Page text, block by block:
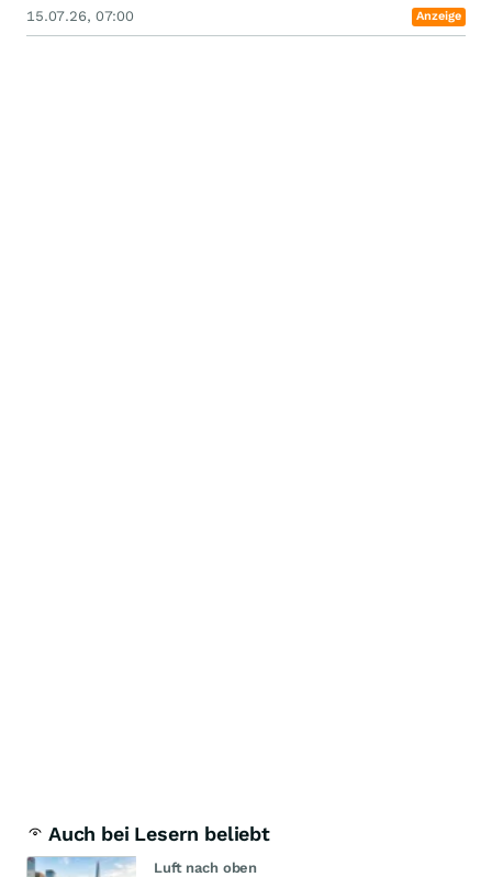
15.07.26, 07:00 Anzeige
Auch bei Lesern beliebt
Luft nach oben